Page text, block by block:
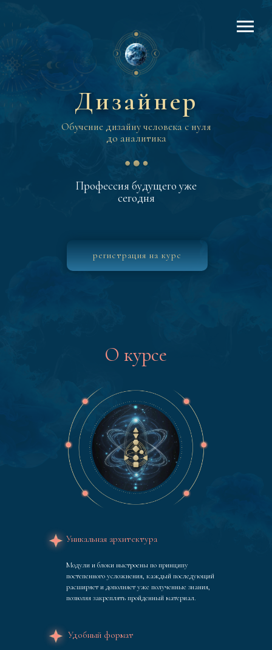
О курсе
Дизайнер
Дизайнер
Обучение дизайну человека с нуля
до аналитика
Профессия будущего уже
сегодня
регистрация на курс
Уникальная архитектура
Модули и блоки выстроены по принципу
постепенного усложнения, каждый последующий
расширяет и дополняет уже полученные знания,
позволяя закреплять пройденный материал.
Удобный формат